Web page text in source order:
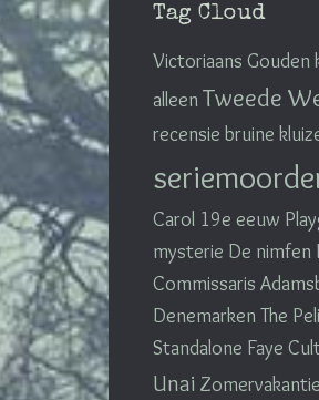
Tag Cloud
Victoriaans Gouden
alleenTweede
recensie bruine
Carol 19e eeuw
mysterie De nimfen
Commissaris
DenemarkenThe
Standalone Faye
Unai Zomervakantie